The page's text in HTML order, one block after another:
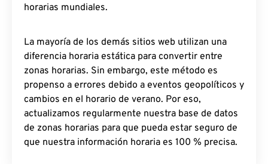
horarias mundiales.
La mayoría de los demás sitios web utilizan una
diferencia horaria estática para convertir entre
zonas horarias. Sin embargo, este método es
propenso a errores debido a eventos geopolíticos y
cambios en el horario de verano. Por eso,
actualizamos regularmente nuestra base de datos
de zonas horarias para que pueda estar seguro de
que nuestra información horaria es 100 % precisa.